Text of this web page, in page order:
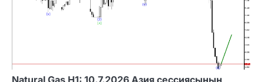
Natural Gas H1: 10.7.2026 Азия сессиясынын